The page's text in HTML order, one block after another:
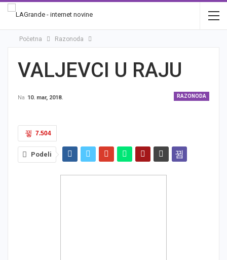
Početna Razonoda
VALJEVCI U RAJU
RAZONODA
Na 10. mar, 2018.
7.504
Podeli